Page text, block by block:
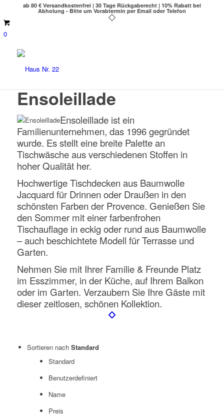
ab 80 € Versandkostenfrei | 30 Tage Rückgaberecht | 10% Rabatt bei
Abholung - Bitte um Vorabtermin per Email oder Telefon
0
Ensoleillade
Ensoleillade ist ein
Familienunternehmen, das 1996 gegründet
wurde. Es stellt eine breite Palette an
Tischwäsche aus verschiedenen Stoffen in
hoher Qualität her.
Hochwertige Tischdecken aus Baumwolle
Jacquard für Drinnen oder Draußen in den
schönsten Farben der Provence. Genießen Sie
den Sommer mit einer farbenfrohen
Tischauflage in eckig oder rund aus Baumwolle
– auch beschichtete Modell für Terrasse und
Garten.
Nehmen Sie mit Ihrer Familie & Freunde Platz
im Esszimmer, in der Küche, auf Ihrem Balkon
oder im Garten. Verzaubern Sie Ihre Gäste mit
dieser zeitlosen, schönen Kollektion.
Sortieren nach Standard
Standard
Benutzerdefiniert
Name
Preis